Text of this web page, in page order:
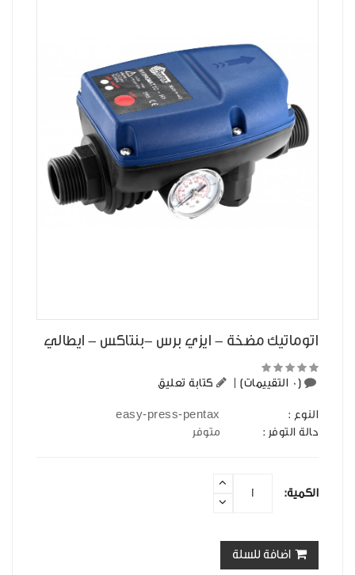
اتوماتيك مضخة - ايزي برس -بنتاكس - ايطالي
(0 التقييمات) كتابة تعليق
النوع :
حالة التوفر : متوفر
الكمية:
اضافة للسلة